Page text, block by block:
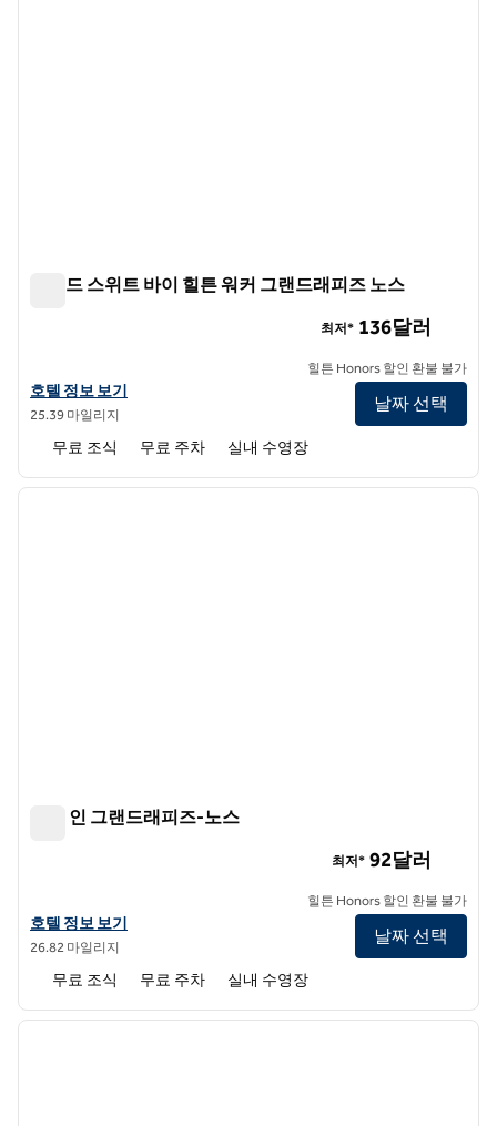
홈우드 스위트 바이 힐튼 워커 그랜드래피즈 노스
홈우드 스위트 바이 힐튼 워커 그랜드래피즈 노스의 호텔 정보 보기
호텔 정보 보기
25.39 마일리지
최저* 136달러
힐튼 Honors 할인 환불 불가
날짜 선택
무료 조식 무료 주차 실내 수영장
1/12
다음
햄튼 인 그랜드래피즈-노스
햄튼 인 그랜드래피즈-노스의 호텔 정보 보기
호텔 정보 보기
26.82 마일리지
최저* 92달러
힐튼 Honors 할인 환불 불가
날짜 선택
무료 조식 무료 주차 실내 수영장
1/12
다음